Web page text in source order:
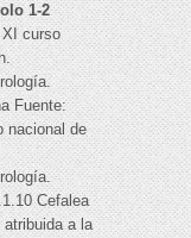
1-2
curso
Fuente:
nacional de
Cefalea
a la